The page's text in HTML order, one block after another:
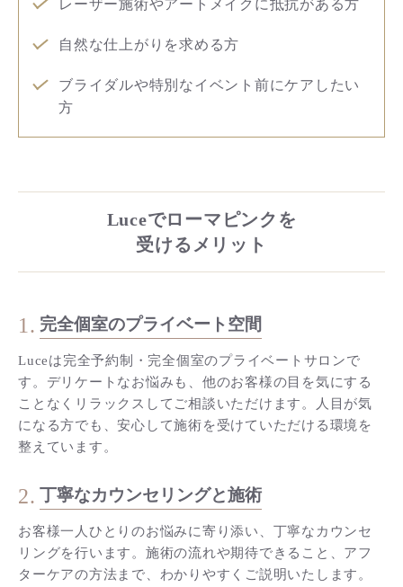
レーザー施術やアートメイクに抵抗がある方
自然な仕上がりを求める方
ブライダルや特別なイベント前にケアしたい
方
Luceでローマピンクを
受けるメリット
1. 完全個室のプライベート空間
Luceは完全予約制・完全個室のプライベートサロンで
す。デリケートなお悩みも、他のお客様の目を気にする
ことなくリラックスしてご相談いただけます。人目が気
になる方でも、安心して施術を受けていただける環境を
整えています。
2. 丁寧なカウンセリングと施術
お客様一人ひとりのお悩みに寄り添い、丁寧なカウンセ
リングを行います。施術の流れや期待できること、アフ
ターケアの方法まで、わかりやすくご説明いたします。